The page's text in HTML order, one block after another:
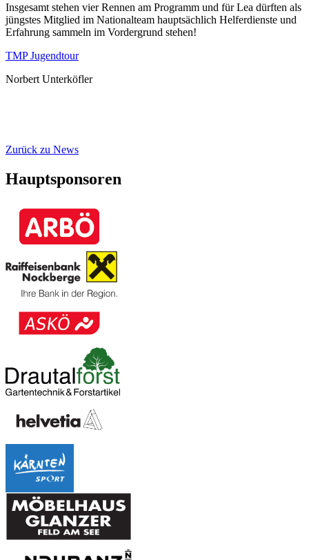
Insgesamt stehen vier Rennen am Programm und für Lea dürften als
jüngstes Mitglied im Nationalteam hauptsächlich Helferdienste und
Erfahrung sammeln im Vordergrund stehen!
TMP Jugendtour
Norbert Unterköfler
Zurück zu News
Hauptsponsoren